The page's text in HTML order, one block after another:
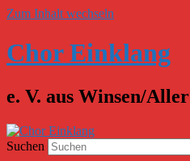
Zum Inhalt wechseln
Chor Einklang
e. V. aus Winsen/Aller
Suchen